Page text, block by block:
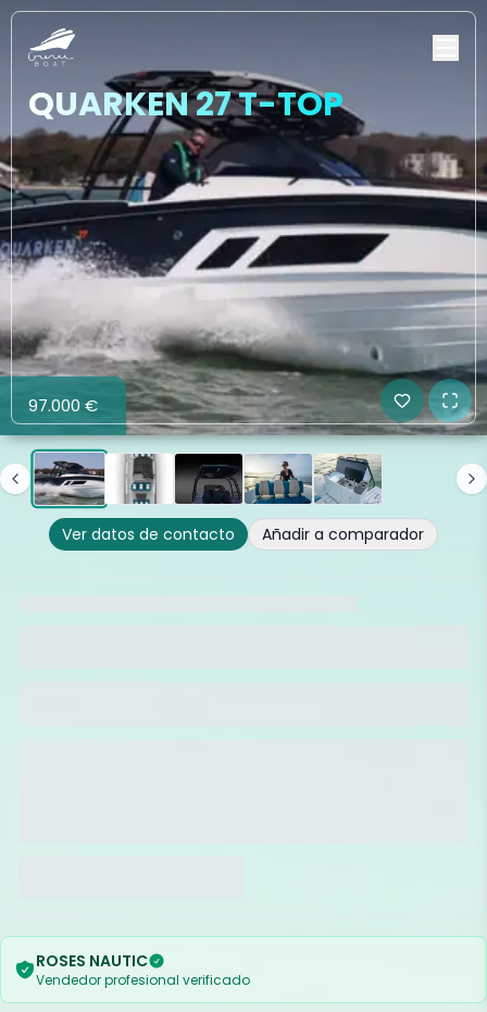
QUARKEN 27 T-TOP
97.000 €
Ver datos de contacto Añadir a comparador
ROSES NAUTIC
Vendedor profesional verificado